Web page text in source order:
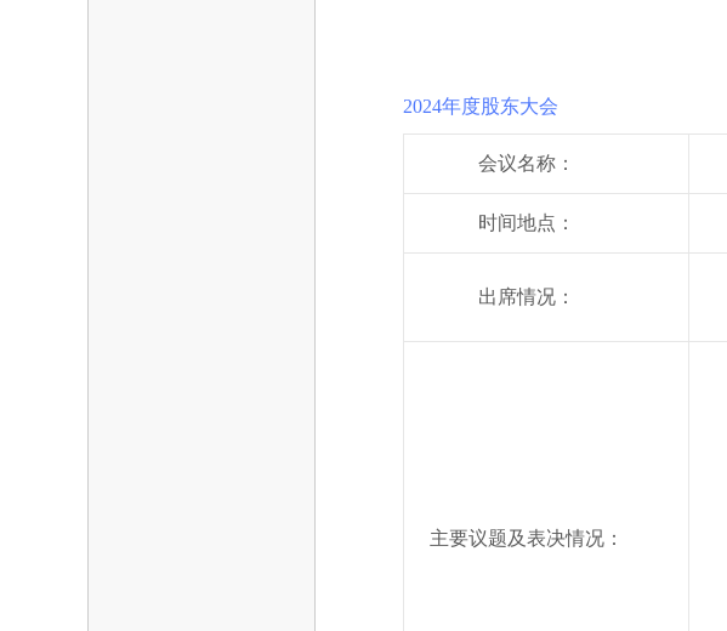
2024年度股东大会
会议名称：
时间地点：
出席情况：
主要议题及表决情况：